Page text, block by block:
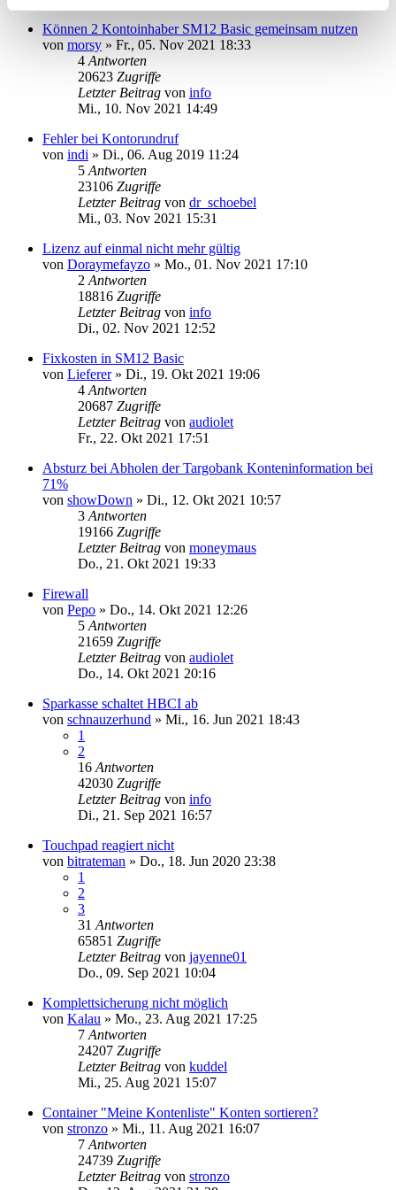
Können 2 Kontoinhaber SM12 Basic gemeinsam nutzen
von morsy » Fr., 05. Nov 2021 18:33
4 Antworten
20623 Zugriffe
Letzter Beitrag von info
Mi., 10. Nov 2021 14:49
Fehler bei Kontorundruf
von indi » Di., 06. Aug 2019 11:24
5 Antworten
23106 Zugriffe
Letzter Beitrag von dr_schoebel
Mi., 03. Nov 2021 15:31
Lizenz auf einmal nicht mehr gültig
von Doraymefayzo » Mo., 01. Nov 2021 17:10
2 Antworten
18816 Zugriffe
Letzter Beitrag von info
Di., 02. Nov 2021 12:52
Fixkosten in SM12 Basic
von Lieferer» Di., 19. Okt 2021 19:06
4 Antworten
20687 Zugriffe
Letzter Beitrag von audiolet
Fr., 22. Okt 2021 17:51
Absturz bei Abholen der Targobank Konteninformation bei
71%
von showDown » Di., 12. Okt 2021 10:57
3 Antworten
19166 Zugriffe
Letzter Beitrag von moneymaus
Do., 21. Okt 2021 19:33
Firewall
von Pepo » Do., 14. Okt 2021 12:26
5 Antworten
21659 Zugriffe
Letzter Beitrag von audiolet
Do., 14. Okt 2021 20:16
Sparkasse schaltet HBCI ab
von schnauzerhund » Mi., 16. Jun 2021 18:43
1
2
16 Antworten
42030 Zugriffe
Letzter Beitrag von info
Di., 21. Sep 2021 16:57
Touchpad reagiert nicht
von bitrateman » Do., 18. Jun 2020 23:38
1
2
3
31 Antworten
65851 Zugriffe
Letzter Beitrag von jayenne01
Do., 09. Sep 2021 10:04
Komplettsicherung nicht möglich
von Kalau » Mo., 23. Aug 2021 17:25
7 Antworten
24207 Zugriffe
Letzter Beitrag von kuddel
Mi., 25. Aug 2021 15:07
Container "Meine Kontenliste" Konten sortieren?
von stronzo » Mi., 11. Aug 2021 16:07
7 Antworten
24739 Zugriffe
Letzter Beitrag von stronzo